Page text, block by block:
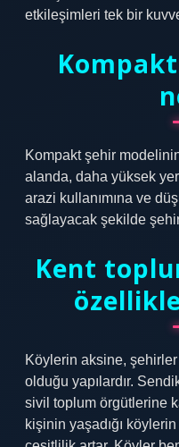
etkileşimleri tek bir
Kompakt şehir
alanda, daha yüksek
arazi kullanımına ve
sağlayacak şekilde
Kent
Köylerin aksine,
olduğu yapılardır.
sivil toplum örgütlerine
kişinin yaşadığı